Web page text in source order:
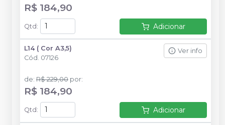
R$ 184,90
Qtd : Adicionar
L14 ( Cor A3,5)
Cód. 07126
Ver info
de: R$ 229,00 por:
R$ 184,90
Qtd : Adicionar